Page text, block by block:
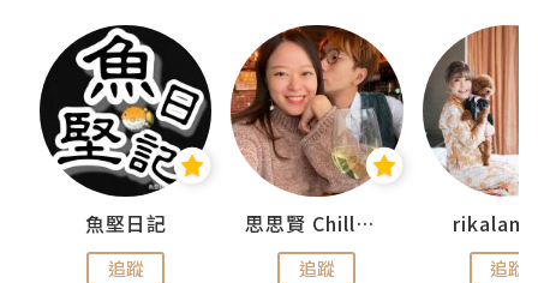
魚堅日記
追蹤
思思賢 ChillMyBabe
追蹤 追蹤